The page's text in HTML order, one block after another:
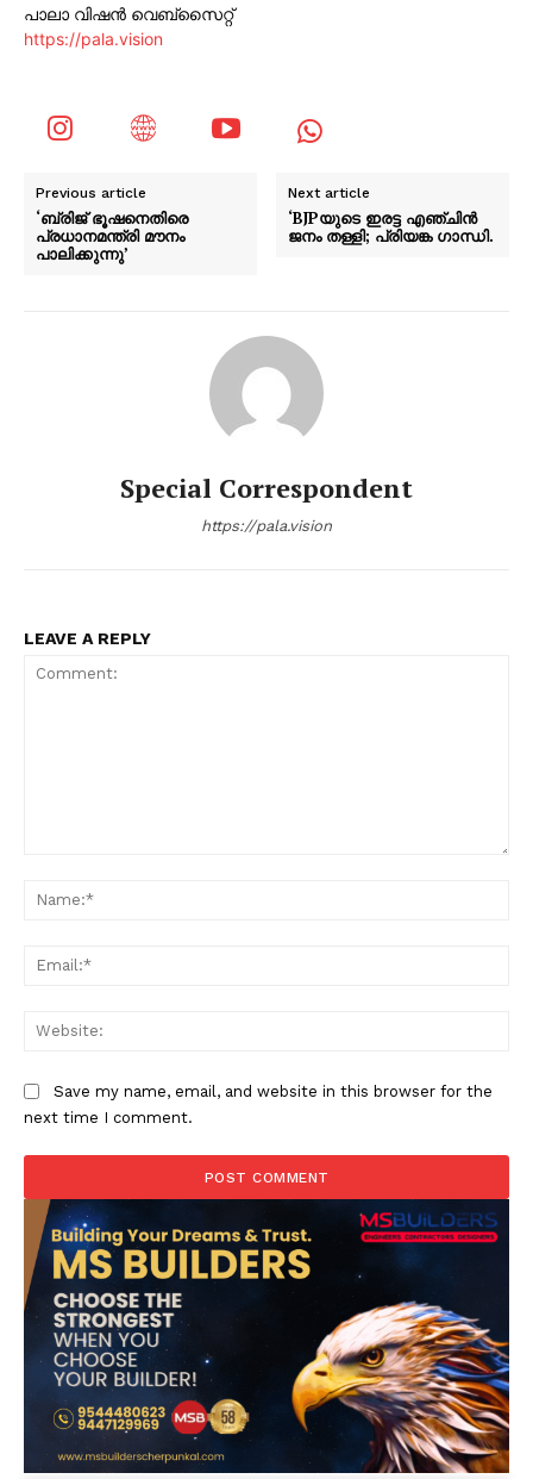
പാലാ വിഷൻ വെബ്സൈറ്റ്
https://pala.vision
Previous article
‘ബ്രിജ് ഭൂഷനെതിരെ
പ്രധാനമന്ത്രി മൗനം
പാലിക്കുന്നു’
Next article
‘BJPയുടെ ഇരട്ട എഞ്ചിൻ
ജനം തള്ളി; പ്രിയങ്ക ഗാന്ധി.
Special Correspondent
https://pala.vision
LEAVE A REPLY
Save my name, email, and website in this browser for the
next time I comment.